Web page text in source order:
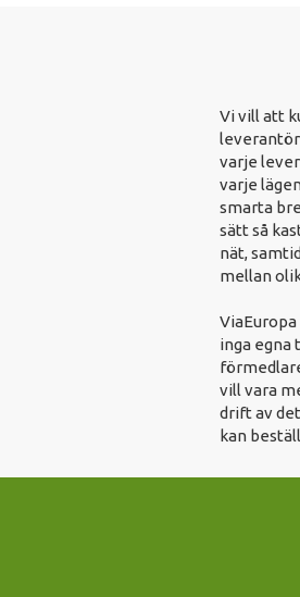
Vi vill att
varje
varje
smarta
sätt så
nät,
mellan
inga egna
vill vara
drift av
kan